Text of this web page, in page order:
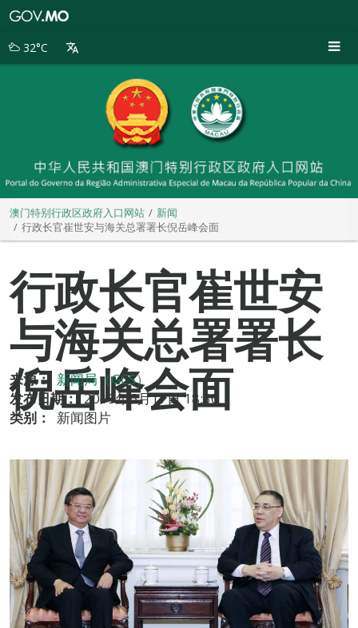
别
32°C
澳门特别行政区政府入口网站
新闻
行政长官崔世安与海关总署署长倪岳峰会面
行政长官崔世安
与海关总署署长
倪岳峰会面
来源： 新闻局（GCS）
发布日期： 2019年6月17日 18:30
类别：
新闻图片